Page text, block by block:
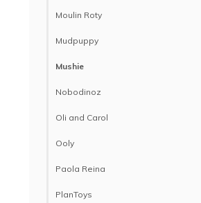
Moulin Roty
Mudpuppy
Mushie
Nobodinoz
Oli and Carol
Ooly
Paola Reina
PlanToys